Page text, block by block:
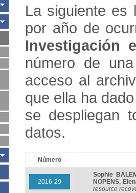
La siguiente es
por año de
Investigación
número de
acceso al
que ella ha
se despliegan
datos.
Número
2016-29
Sophie
NOPENS,
resource